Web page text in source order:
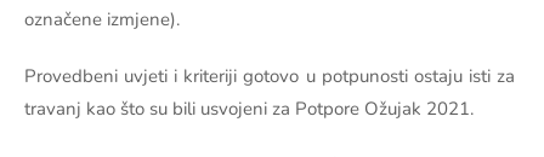
označene izmjene).
Provedbeni uvjeti i kriteriji gotovo u potpunosti ostaju isti za
travanj kao što su bili usvojeni za Potpore Ožujak 2021.